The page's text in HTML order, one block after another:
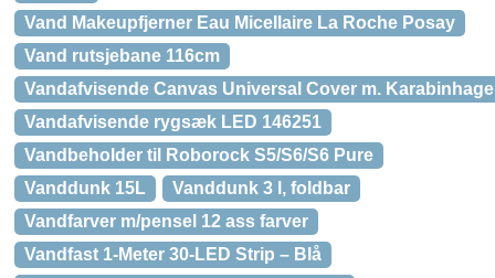
Vand Makeupfjerner Eau Micellaire La Roche Posay
Vand rutsjebane 116cm
Vandafvisende Canvas Universal Cover m.
Vandafvisende rygsæk LED 146251
Vandbeholder til Roborock S5/S6/S6 Pure
Vanddunk 15L
Vanddunk 3 l, foldbar
Vandfarver m/pensel 12 ass farver
Vandfast 1-Meter 30-LED Strip – Blå